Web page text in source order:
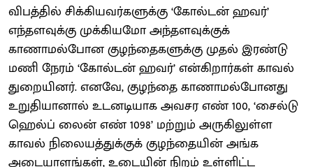
விபத்தில் சிக்கியவர்களுக்கு ‘கோல்டன் ஹவர்’
எந்தளவுக்கு முக்கியமோ அந்தளவுக்குக்
காணாமல்போன குழந்தைகளுக்கு முதல் இரண்டு
மணி நேரம் ‘கோல்டன் ஹவர்’ என்கிறார்கள் காவல்
துறையினர். எனவே, குழந்தை காணாமல்போனது
உறுதியானால் உடனடியாக அவசர எண் 100, ‘சைல்டு
ஹெல்ப் லைன் எண் 1098’ மற்றும் அருகிலுள்ள
காவல் நிலையத்துக்குக் குழந்தையின் அங்க
அடையாளங்கள், உடையின் நிறம் உள்ளிட்ட